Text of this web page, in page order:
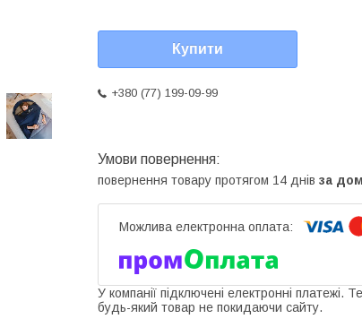
Купити
+380 (77) 199-09-99
повернення товару протягом 14 днів за
У компанії підключені електронні платежі.
будь-який товар не покидаючи сайту.